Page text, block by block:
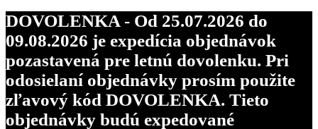
DOVOLENKA - Od 25.07.2026 do
09.08.2026 je expedícia objednávok
pozastavená pre letnú dovolenku. Pri
odosielaní objednávky prosím použite
zľavový kód DOVOLENKA. Tieto
objednávky budú expedované